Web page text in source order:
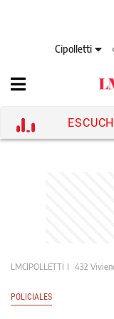
Cipolletti
LMCIPOLLETTI 432
POLICIALES